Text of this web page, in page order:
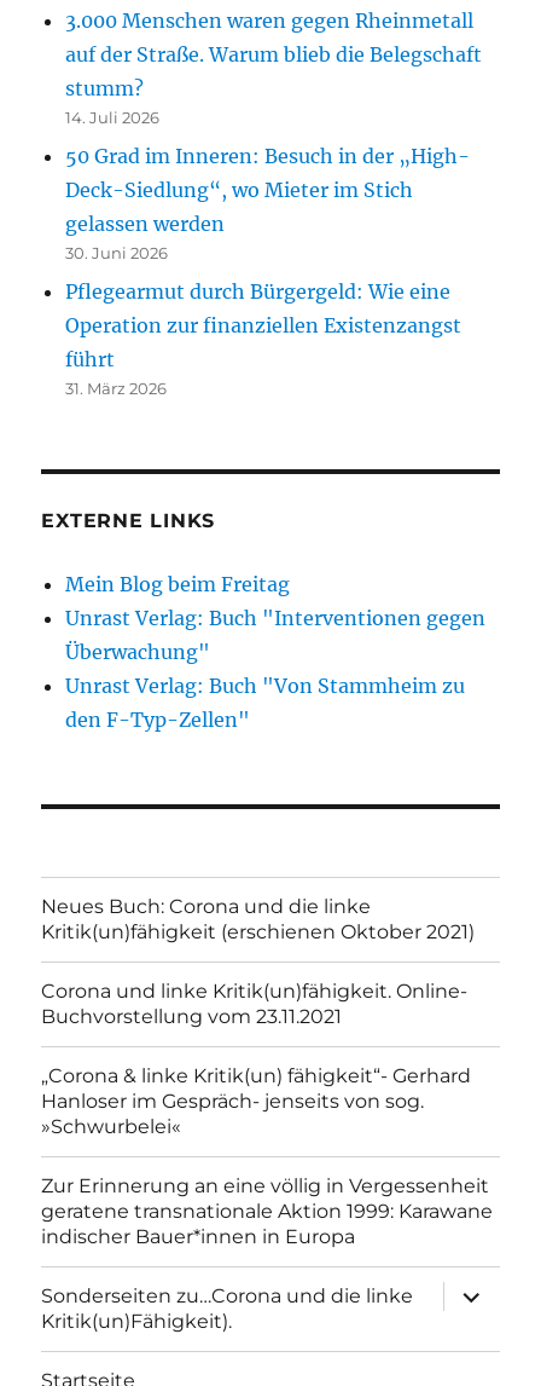
3.000 Menschen waren gegen Rheinmetall
auf der Straße. Warum blieb die Belegschaft
stumm?
14. Juli 2026
50 Grad im Inneren: Besuch in der „High-
Deck-Siedlung“, wo Mieter im Stich
gelassen werden
30. Juni 2026
Pflegearmut durch Bürgergeld: Wie eine
Operation zur finanziellen Existenzangst
führt
31. März 2026
EXTERNE LINKS
Mein Blog beim Freitag
Unrast Verlag: Buch "Interventionen gegen
Überwachung"
Unrast Verlag: Buch "Von Stammheim zu
den F-Typ-Zellen"
Neues Buch: Corona und die linke
Kritik(un)fähigkeit (erschienen Oktober 2021)
Corona und linke Kritik(un)fähigkeit. Online-
Buchvorstellung vom 23.11.2021
„Corona & linke Kritik(un) fähigkeit“- Gerhard
Hanloser im Gespräch- jenseits von sog.
»Schwurbelei«
Zur Erinnerung an eine völlig in Vergessenheit
geratene transnationale Aktion 1999: Karawane
indischer Bauer*innen in Europa
Sonderseiten zu…Corona und die linke
Kritik(un)Fähigkeit).
anzeigen
Startseite